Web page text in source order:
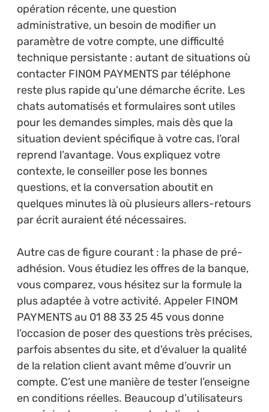
opération récente, une question
administrative, un besoin de modifier un
paramètre de votre compte, une difficulté
technique persistante : autant de situations où
contacter FINOM PAYMENTS par téléphone
reste plus rapide qu’une démarche écrite. Les
chats automatisés et formulaires sont utiles
pour les demandes simples, mais dès que la
situation devient spécifique à votre cas, l’oral
reprend l’avantage. Vous expliquez votre
contexte, le conseiller pose les bonnes
questions, et la conversation aboutit en
quelques minutes là où plusieurs allers-retours
par écrit auraient été nécessaires.
Autre cas de figure courant : la phase de pré-
adhésion. Vous étudiez les offres de la banque,
vous comparez, vous hésitez sur la formule la
plus adaptée à votre activité. Appeler FINOM
PAYMENTS au 01 88 33 25 45 vous donne
l’occasion de poser des questions très précises,
parfois absentes du site, et d’évaluer la qualité
de la relation client avant même d’ouvrir un
compte. C’est une manière de tester l’enseigne
en conditions réelles. Beaucoup d’utilisateurs